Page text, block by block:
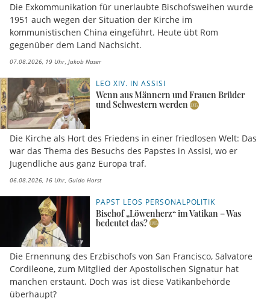
Die Exkommunikation für unerlaubte Bischofsweihen wurde
1951 auch wegen der Situation der Kirche im
kommunistischen China eingeführt. Heute übt Rom
gegenüber dem Land Nachsicht.
07.08.2026, 19 Uhr Jakob Naser
LEO XIV. IN ASSISI
Wenn aus Männern und Frauen Brüder
und Schwestern werden
Die Kirche als Hort des Friedens in einer friedlosen Welt: Das
war das Thema des Besuchs des Papstes in Assisi, wo er
Jugendliche aus ganz Europa traf.
06.08.2026, 16 Uhr Guido Horst
PAPST LEOS PERSONALPOLITIK
Bischof „Löwenherz“ im Vatikan – Was
bedeutet das?
Die Ernennung des Erzbischofs von San Francisco, Salvatore
Cordileone, zum Mitglied der Apostolischen Signatur hat
manchen erstaunt. Doch was ist diese Vatikanbehörde
überhaupt?